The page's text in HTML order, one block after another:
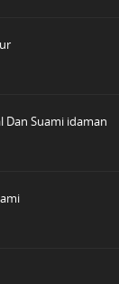
Dan Suami idaman